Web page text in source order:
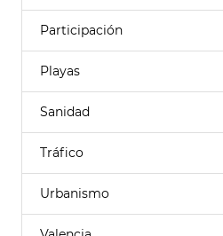
Participación
Playas
Sanidad
Tráfico
Urbanismo